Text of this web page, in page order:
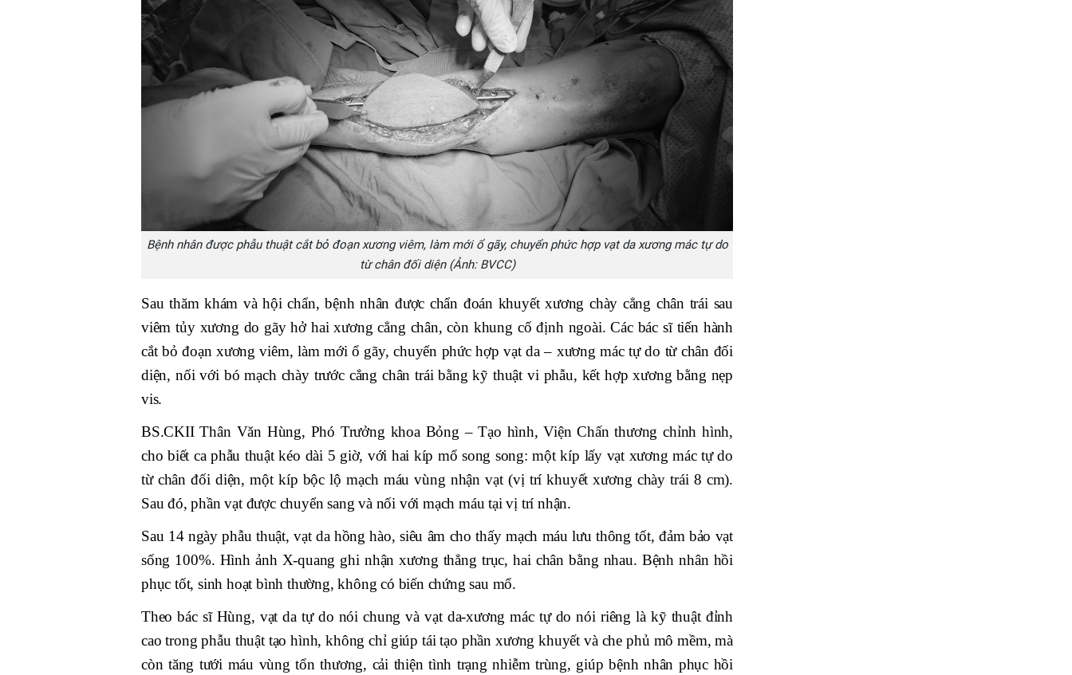
Bệnh nhân được phẫu thuật cắt bỏ đoạn xương viêm, làm mới ổ gãy, chuyển phức hợp vạt da xương mác tự do
từ chân đối diện (Ảnh: BVCC)
Sau thăm khám và hội chẩn, bệnh nhân được chẩn đoán khuyết xương chày cẳng chân trái sau
viêm tủy xương do gãy hở hai xương cẳng chân, còn khung cố định ngoài. Các bác sĩ tiến hành
cắt bỏ đoạn xương viêm, làm mới ổ gãy, chuyển phức hợp vạt da – xương mác tự do từ chân đối
diện, nối với bó mạch chày trước cẳng chân trái bằng kỹ thuật vi phẫu, kết hợp xương bằng nẹp
vis.
BS.CKII Thân Văn Hùng, Phó Trưởng khoa Bỏng – Tạo hình, Viện Chấn thương chỉnh hình,
cho biết ca phẫu thuật kéo dài 5 giờ, với hai kíp mổ song song: một kíp lấy vạt xương mác tự do
từ chân đối diện, một kíp bộc lộ mạch máu vùng nhận vạt (vị trí khuyết xương chày trái 8 cm).
Sau đó, phần vạt được chuyển sang và nối với mạch máu tại vị trí nhận.
Sau 14 ngày phẫu thuật, vạt da hồng hào, siêu âm cho thấy mạch máu lưu thông tốt, đảm bảo vạt
sống 100%. Hình ảnh X-quang ghi nhận xương thẳng trục, hai chân bằng nhau. Bệnh nhân hồi
phục tốt, sinh hoạt bình thường, không có biến chứng sau mổ.
Theo bác sĩ Hùng, vạt da tự do nói chung và vạt da-xương mác tự do nói riêng là kỹ thuật đỉnh
cao trong phẫu thuật tạo hình, không chỉ giúp tái tạo phần xương khuyết và che phủ mô mềm, mà
còn tăng tưới máu vùng tổn thương, cải thiện tình trạng nhiễm trùng, giúp bệnh nhân phục hồi